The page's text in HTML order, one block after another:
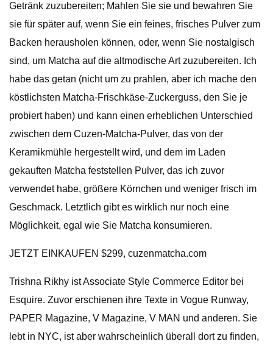
Getränk zuzubereiten; Mahlen Sie sie und bewahren Sie
sie für später auf, wenn Sie ein feines, frisches Pulver zum
Backen herausholen können, oder, wenn Sie nostalgisch
sind, um Matcha auf die altmodische Art zuzubereiten. Ich
habe das getan (nicht um zu prahlen, aber ich mache den
köstlichsten Matcha-Frischkäse-Zuckerguss, den Sie je
probiert haben) und kann einen erheblichen Unterschied
zwischen dem Cuzen-Matcha-Pulver, das von der
Keramikmühle hergestellt wird, und dem im Laden
gekauften Matcha feststellen Pulver, das ich zuvor
verwendet habe, größere Körnchen und weniger frisch im
Geschmack. Letztlich gibt es wirklich nur noch eine
Möglichkeit, egal wie Sie Matcha konsumieren.
JETZT EINKAUFEN $299, cuzenmatcha.com
Trishna Rikhy ist Associate Style Commerce Editor bei
Esquire. Zuvor erschienen ihre Texte in Vogue Runway,
PAPER Magazine, V Magazine, V MAN und anderen. Sie
lebt in NYC, ist aber wahrscheinlich überall dort zu finden,